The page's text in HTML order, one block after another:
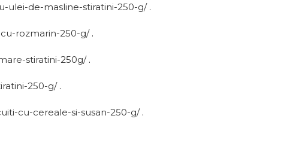
ulei-de-masline-stiratini-250-g/.
rozmarin-250-g/.
stiratini-250g/.
250-g/.
cu-cereale-si-susan-250-g/.